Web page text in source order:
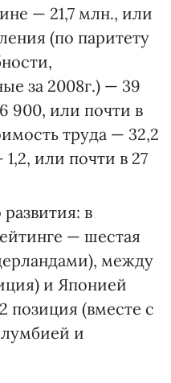
— 21,7 млн., или
(по паритету
за 2008г.) — 39
900, или почти в
труда — 32,2
или почти в 27
в
— шестая
между
и Японией
позиция (вместе с
и